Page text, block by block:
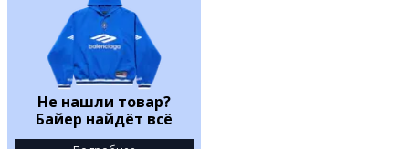
Не нашли товар?
Байер найдёт всё